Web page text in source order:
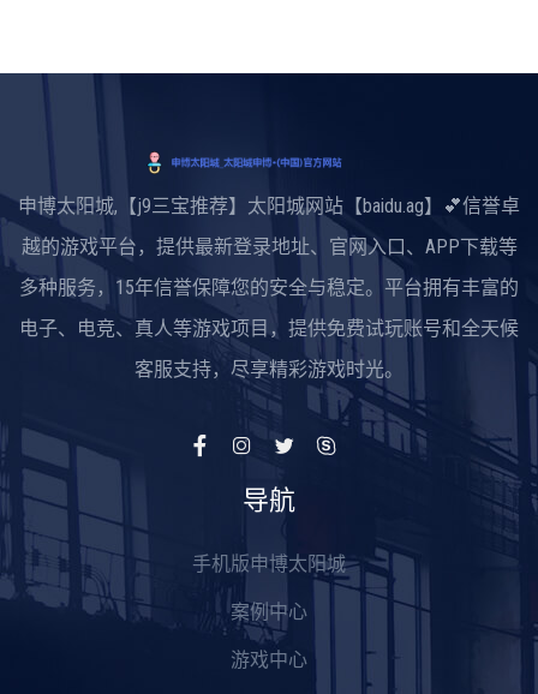
申博太阳城,【j9三宝推荐】太阳城网站【baidu.ag】💕信誉卓
越的游戏平台，提供最新登录地址、官网入口、APP下载等
多种服务，15年信誉保障您的安全与稳定。平台拥有丰富的
电子、电竞、真人等游戏项目，提供免费试玩账号和全天候
客服支持，尽享精彩游戏时光。
导航
手机版申博太阳城
案例中心
游戏中心